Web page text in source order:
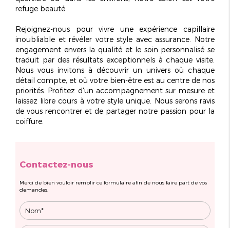
refuge beauté.
Rejoignez-nous pour vivre une expérience capillaire
inoubliable et révéler votre style avec assurance. Notre
engagement envers la qualité et le soin personnalisé se
traduit par des résultats exceptionnels à chaque visite.
Nous vous invitons à découvrir un univers où chaque
détail compte, et où votre bien-être est au centre de nos
priorités. Profitez d'un accompagnement sur mesure et
laissez libre cours à votre style unique. Nous serons ravis
de vous rencontrer et de partager notre passion pour la
coiffure.
Contactez-nous
Merci de bien vouloir remplir ce formulaire afin de nous faire part de vos
demandes.